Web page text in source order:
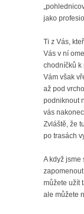
jako
Ti z Vás,
Vás v ní
chodníčků k
Vám však
až pod
podniknout
vás
Zvláště, že
po trasách
A když jsme
můžete užít
ale můžete